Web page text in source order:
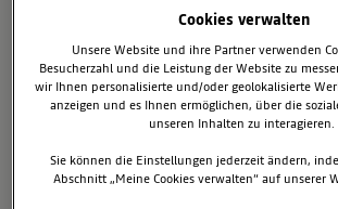
DIE ZUKUNFT DER A110:
ALPINE A110 FUTURE BEIM
SPEED
Dritte Modellgeneration des Sportwagens
Technologieträger täglich in Goodwood in
Gewichtsverteilung
Cookies verwalten
Unsere Website und ihre Partner verwenden
Besucherzahl und die Leistung der Website zu
wir Ihnen personalisierte und/oder geolokalisierte
anzeigen und es Ihnen ermöglichen, über die
unseren Inhalten zu interagieren.
Sie können die Einstellungen jederzeit ändern,
Abschnitt „Meine Cookies verwalten“ auf unserer